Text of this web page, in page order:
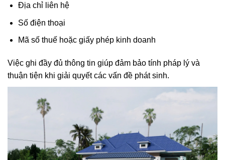
Địa chỉ liên hệ
Số điện thoại
Mã số thuế hoặc giấy phép kinh doanh
Việc ghi đầy đủ thông tin giúp đảm bảo tính pháp lý và
thuận tiện khi giải quyết các vấn đề phát sinh.